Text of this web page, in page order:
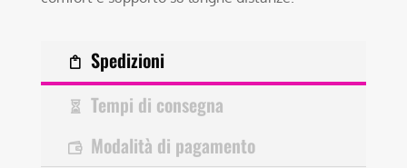
Spedizioni
Tempi di consegna
Modalità di pagamento